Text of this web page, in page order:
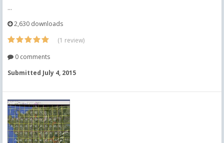
...
2,630 downloads
(1 review)
0 comments
Submitted July 4, 2015